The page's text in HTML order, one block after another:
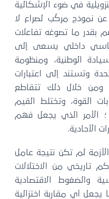
في ضوء الإشكالية
عن نموذج مركّب لصراع لا
بقدر ما تصوغه تفاعلات
داخلي يسعى إلى
الوطنية، ومنظومة
وتستند إلى اعتبارات
ومن خلال ذلك تتقاطع
القوة، وتختلط القيم
؛ الأمر الذي يجعل فهم
الأحادية.
لم تكن نتيجة عامل
تاريخي من الاختلالات
والضغوط الاقتصادية
يجعل أي مقاربة اختزالية